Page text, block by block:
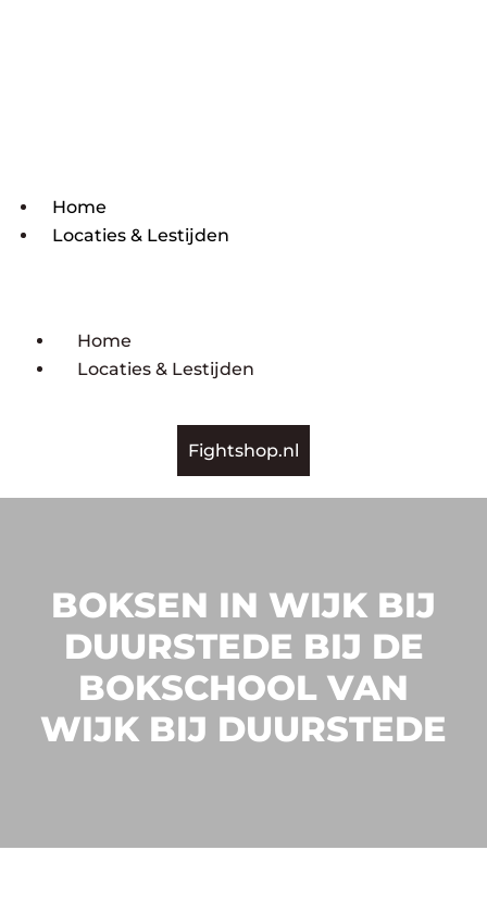
Home
Locaties & Lestijden
Home
Locaties & Lestijden
Fightshop.nl
BOKSEN IN WIJK BIJ
DUURSTEDE BIJ DE
BOKSCHOOL VAN
WIJK BIJ DUURSTEDE